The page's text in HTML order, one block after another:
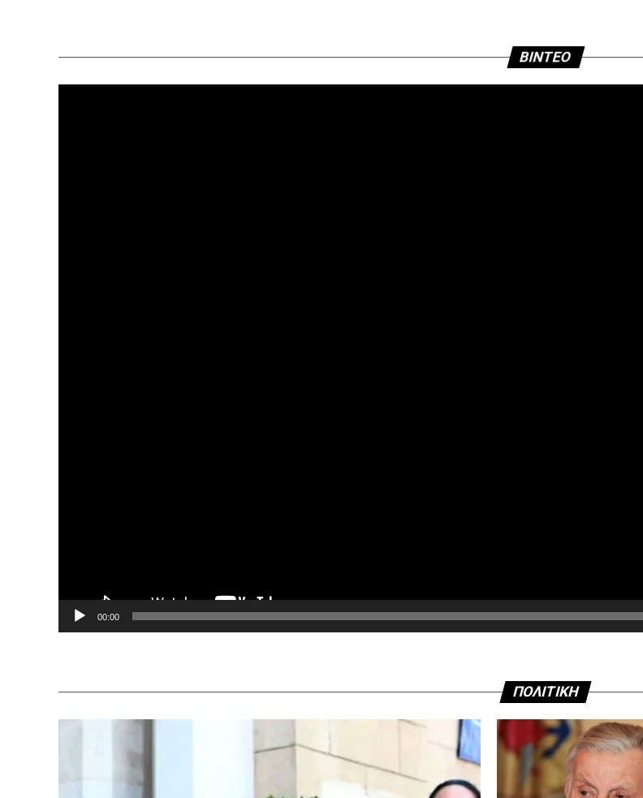
BINTEO
00:00
ΠΟΛΙΤΙΚΗ